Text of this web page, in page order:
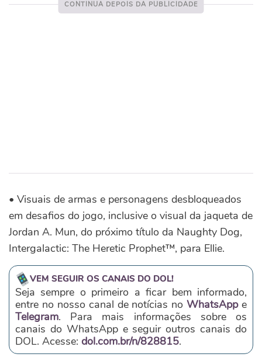
• Visuais de armas e personagens desbloqueados
em desafios do jogo, inclusive o visual da jaqueta de
Jordan A. Mun, do próximo título da Naughty Dog,
Intergalactic: The Heretic Prophet™, para Ellie.
VEM SEGUIR OS CANAIS DO DOL!
Seja sempre o primeiro a ficar bem informado,
entre no nosso canal de notícias noWhatsAppe
Telegram. Para mais informações sobre os
canais do WhatsApp e seguir outros canais do
DOL. Acesse: dol.com.br/n/828815.